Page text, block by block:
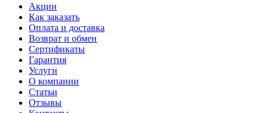
Акции
Как заказать
Оплата и доставка
Возврат и обмен
Сертификаты
Гарантия
Услуги
О компании
Статьи
Отзывы